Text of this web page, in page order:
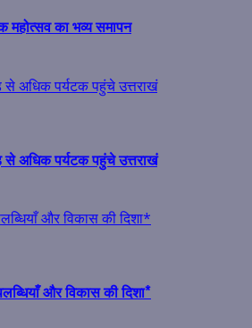
महोत्सव का भव्य समापन
अधिक पर्यटक पहुंचे उत्तराखं
अधिक पर्यटक पहुंचे उत्तराखं
और विकास की दिशा*
और विकास की दिशा*